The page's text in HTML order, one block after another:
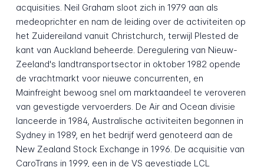
acquisities. Neil Graham sloot zich in 1979 aan als
medeoprichter en nam de leiding over de activiteiten op
het Zuidereiland vanuit Christchurch, terwijl Plested de
kant van Auckland beheerde. Deregulering van Nieuw-
Zeeland's landtransportsector in oktober 1982 opende
de vrachtmarkt voor nieuwe concurrenten, en
Mainfreight bewoog snel om marktaandeel te veroveren
van gevestigde vervoerders. De Air and Ocean divisie
lanceerde in 1984, Australische activiteiten begonnen in
Sydney in 1989, en het bedrijf werd genoteerd aan de
New Zealand Stock Exchange in 1996. De acquisitie van
CaroTrans in 1999, een in de VS gevestigde LCL